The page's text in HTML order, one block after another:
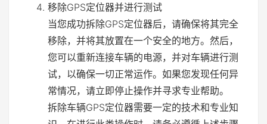
移除GPS定位器并进行测试
当您成功拆除GPS定位器后，请确保将其完全
移除，并将其放置在一个安全的地方。然后，
您可以重新连接车辆的电源，并对车辆进行测
试，以确保一切正常运作。如果您发现任何异
常情况，请立即停止操作并寻求专业帮助。
拆除车辆GPS定位器需要一定的技术和专业知